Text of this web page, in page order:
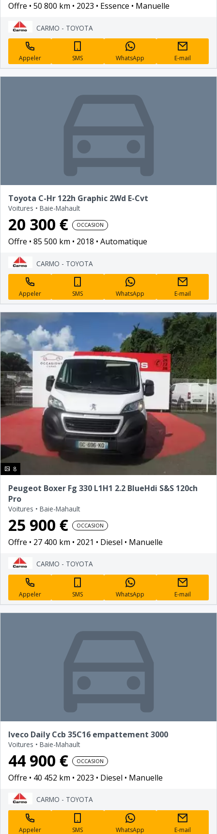
Offre 50 800 km 2023 Essence Manuelle
CARMO - TOYOTA
Appeler SMS WhatsApp E-mail
Toyota C-Hr 122h Graphic 2Wd E-Cvt
Voitures • Baie-Mahault
20 300 € OCCASION
Offre 85 500 km 2018 Automatique
CARMO - TOYOTA
Appeler SMS WhatsApp E-mail
8photo(s)
Peugeot Boxer Fg 330 L1H1 2.2 BlueHdi S&S 120ch
Pro
Voitures • Baie-Mahault
25 900 € OCCASION
Offre 27 400 km 2021 Diesel Manuelle
CARMO - TOYOTA
Appeler SMS WhatsApp E-mail
Iveco Daily Ccb 35C16 empattement 3000
Voitures • Baie-Mahault
44 900 € OCCASION
Offre 40 452 km 2023 Diesel Manuelle
CARMO - TOYOTA
Appeler SMS WhatsApp E-mail